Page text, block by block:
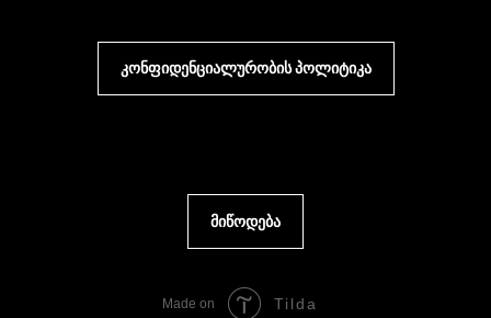
კონფიდენციალურობის პოლიტიკა
მიწოდება
Made on Tilda